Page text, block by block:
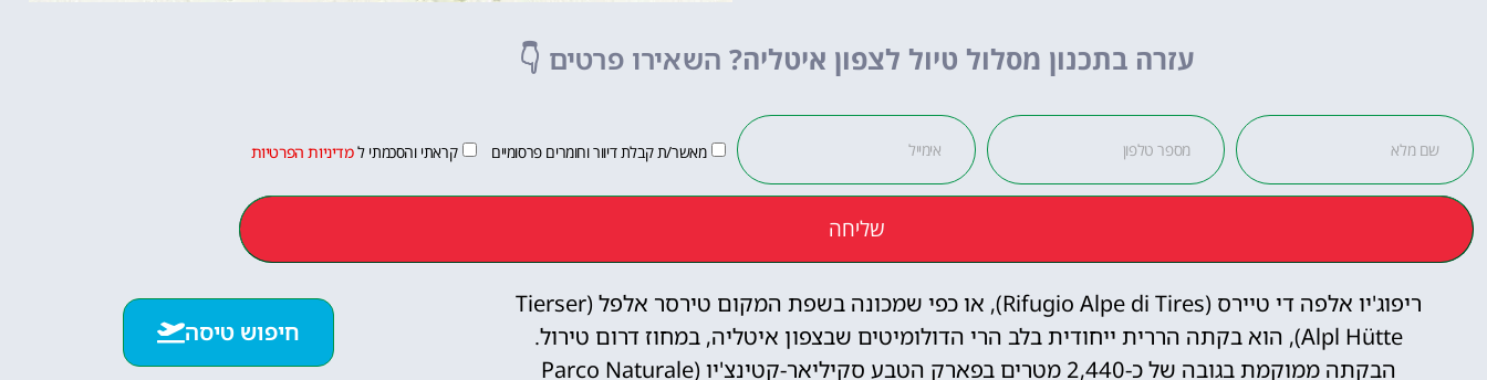
עזרה בתכנון מסלול טיול לצפון איטליה? השאירו פרטים 👇
מאשר/ת קבלת דיוור וחומרים פרסומיים קראתי והסכמתי למדיניות הפרטיות
שליחה
ריפוג'יו אלפה די טיירס (Rifugio Alpe di Tires), או כפי שמכונה בשפת המקום טירסר אלפל (Tierser
Alpl Hütte), הוא בקתה הררית ייחודית בלב הרי הדולומיטים שבצפון איטליה, במחוז דרום טירול.
הבקתה ממוקמת בגובה של כ-2,440 מטרים בפארק הטבע סקיליאר-קטינצ'יו (Parco Naturale
חיפוש טיסה